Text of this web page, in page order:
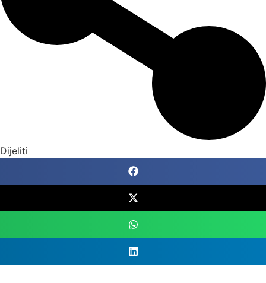
Dijeliti